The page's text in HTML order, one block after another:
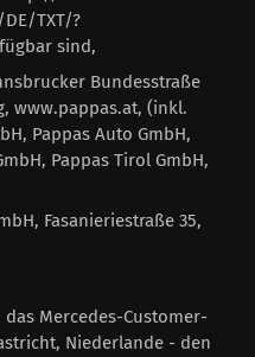
TXT/?
sind,
Bundesstraße
www.pappas.at, (inkl.
Pappas Auto GmbH,
Pappas Tirol GmbH,
Fasanieriestraße 35,
Mercedes-Customer-
Niederlande - den